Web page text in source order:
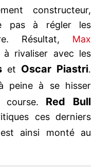
constructeur,
pas à régler les
Résultat, Max
rivaliser avec les
et Oscar Piastri.
peine à se hisser
course. Red Bull
ces derniers
ainsi monté au